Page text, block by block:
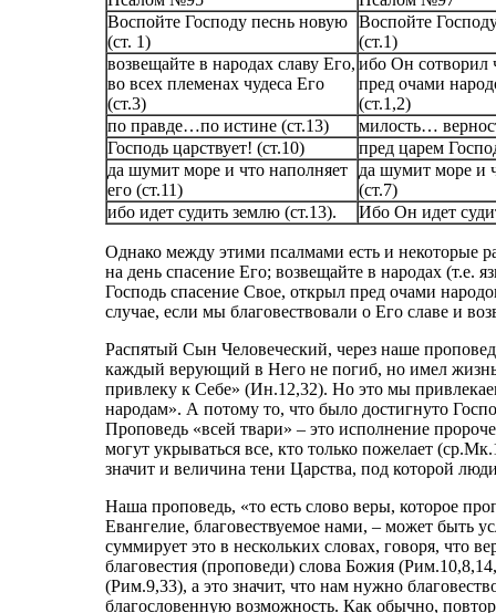
Воспойте Господу песнь новую
(ст. 1)
Воспойте
(ст.1)
возвещайте в народах славу Его,
во всех племенах чудеса Его
(ст.3)
ибо Он сотворил
пред очами
(ст.1,2)
по правде…по истине (ст.13)
милость…
Господь царствует! (ст.10)
пред царем
да шумит море и что наполняет
его (ст.11)
да шумит море и
(ст.7)
ибо идет судить землю (ст.13).
Ибо Он идет
Однако между этими псалмами есть и некоторые
на день спасение Его; возвещайте в народах (т.е.
Господь спасение Свое, открыл пред очами
случае, если мы благовествовали о Его славе и
Распятый Сын Человеческий, через наше
каждый верующий в Него не погиб, но имел
привлеку к Себе» (Ин.12,32). Но это мы
народам». А потому то, что было достигнуто
Проповедь «всей твари» – это исполнение
могут укрываться все, кто только пожелает
значит и величина тени Царства, под которой
Наша проповедь, «то есть слово веры, которое
Евангелие, благовествуемое нами, – может быть
суммирует это в нескольких словах, говоря, что
благовестия (проповеди) слова Божия
(Рим.9,33), а это значит, что нам нужно
благословенную возможность. Как обычно,